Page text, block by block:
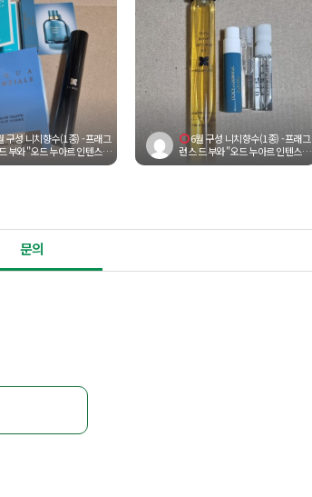
구성 니치향수(1종) -프래그
부와 "오드 누아르 인텐스"
오 드 퍼퓸 12ml 스틱향수(...
6월 구성 니치향수(1종) -프래그
런스 드 부와 "오드 누아르 인텐스"
오 드 퍼퓸 12ml 스틱향수(...
문의